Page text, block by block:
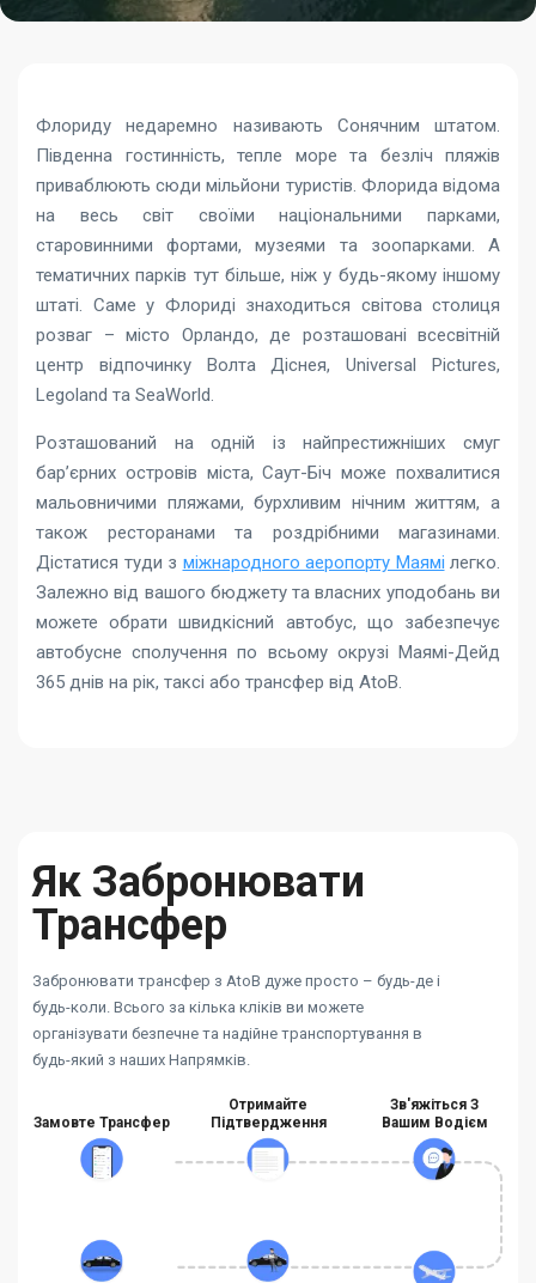
Флориду недаремно називають Сонячним штатом.
Південна гостинність, тепле море та безліч пляжів
приваблюють сюди мільйони туристів. Флорида відома
на весь світ своїми національними парками,
старовинними фортами, музеями та зоопарками. А
тематичних парків тут більше, ніж у будь-якому іншому
штаті. Саме у Флориді знаходиться світова столиця
розваг – місто Орландо, де розташовані всесвітній
центр відпочинку Волта Діснея, Universal Pictures,
Legoland та SeaWorld.
Розташований на одній із найпрестижніших смуг
бар’єрних островів міста, Саут-Біч може похвалитися
мальовничими пляжами, бурхливим нічним життям, а
також ресторанами та роздрібними магазинами.
Дістатися туди з міжнародного аеропорту Маямі легко.
Залежно від вашого бюджету та власних уподобань ви
можете обрати швидкісний автобус, що забезпечує
автобусне сполучення по всьому окрузі Маямі-Дейд
365 днів на рік, таксі або трансфер від AtoB.
Як Забронювати
Трансфер
Забронювати трансфер з AtoB дуже просто – будь-де і
будь-коли. Всього за кілька кліків ви можете
організувати безпечне та надійне транспортування в
будь-який з наших Напрямків.
Замовте Трансфер
Отримайте
Підтвердження
Зв'яжіться З
Вашим Водієм